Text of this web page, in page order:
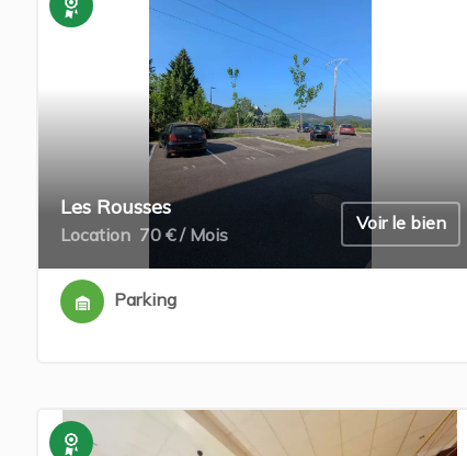
Les Rousses
Location 70 € / Mois
Voir le bien
Parking